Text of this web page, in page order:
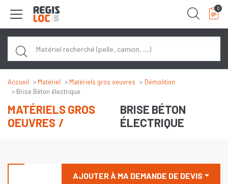
0
Accueil Matériel Matériels gros oeuvres
Démolition
Brise Béton électrique
BRISE BÉTON
ÉLECTRIQUE
MATÉRIELS GROS
OEUVRES
AJOUTER À MA DEMANDE DE DEVIS
Panneau de gestion des cookies